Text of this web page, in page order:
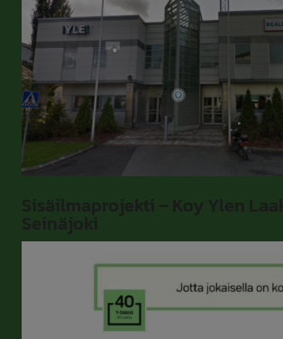
Sisäilmaprojekti – Koy Ylen
Seinäjoki